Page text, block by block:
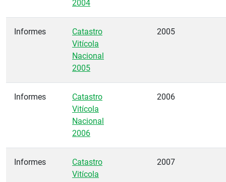
2004
Informes
Catastro
Vitícola
Nacional
2005
2005
Informes
Catastro
Vitícola
Nacional
2006
2006
Informes
Catastro
Vitícola
2007